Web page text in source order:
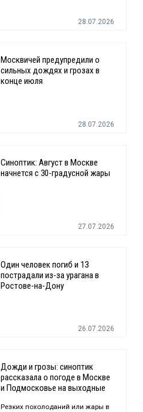
28.07.2026
Москвичей предупредили о
сильных дождях и грозах в
конце июля
28.07.2026
Синоптик: Август в Москве
начнется с 30-градусной жары
27.07.2026
Один человек погиб и 13
пострадали из-за урагана в
Ростове-на-Дону
26.07.2026
Дожди и грозы: синоптик
рассказала о погоде в Москве
и Подмосковье на выходные
Резких похолоданий или жары в